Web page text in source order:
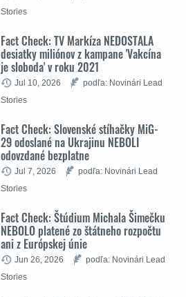
Stories
Fact Check: TV Markíza NEDOSTALA
desiatky miliónov z kampane 'Vakcína
je sloboda' v roku 2021
Jul 10, 2026
podľa: Novinári Lead
Stories
Fact Check: Slovenské stíhačky MiG-
29 odoslané na Ukrajinu NEBOLI
odovzdané bezplatne
Jul 7, 2026
podľa: Novinári Lead
Stories
Fact Check: Štúdium Michala Šimečku
NEBOLO platené zo štátneho rozpočtu
ani z Európskej únie
Jun 26, 2026
podľa: Novinári Lead
Stories